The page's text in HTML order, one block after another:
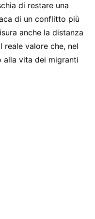
di restare una
di un conflitto più
anche la distanza
valore che, nel
vita dei migranti